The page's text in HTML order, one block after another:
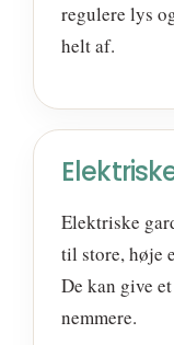
regulere lys
helt af.
Elektriske
til store, høje
De kan give
nemmere.